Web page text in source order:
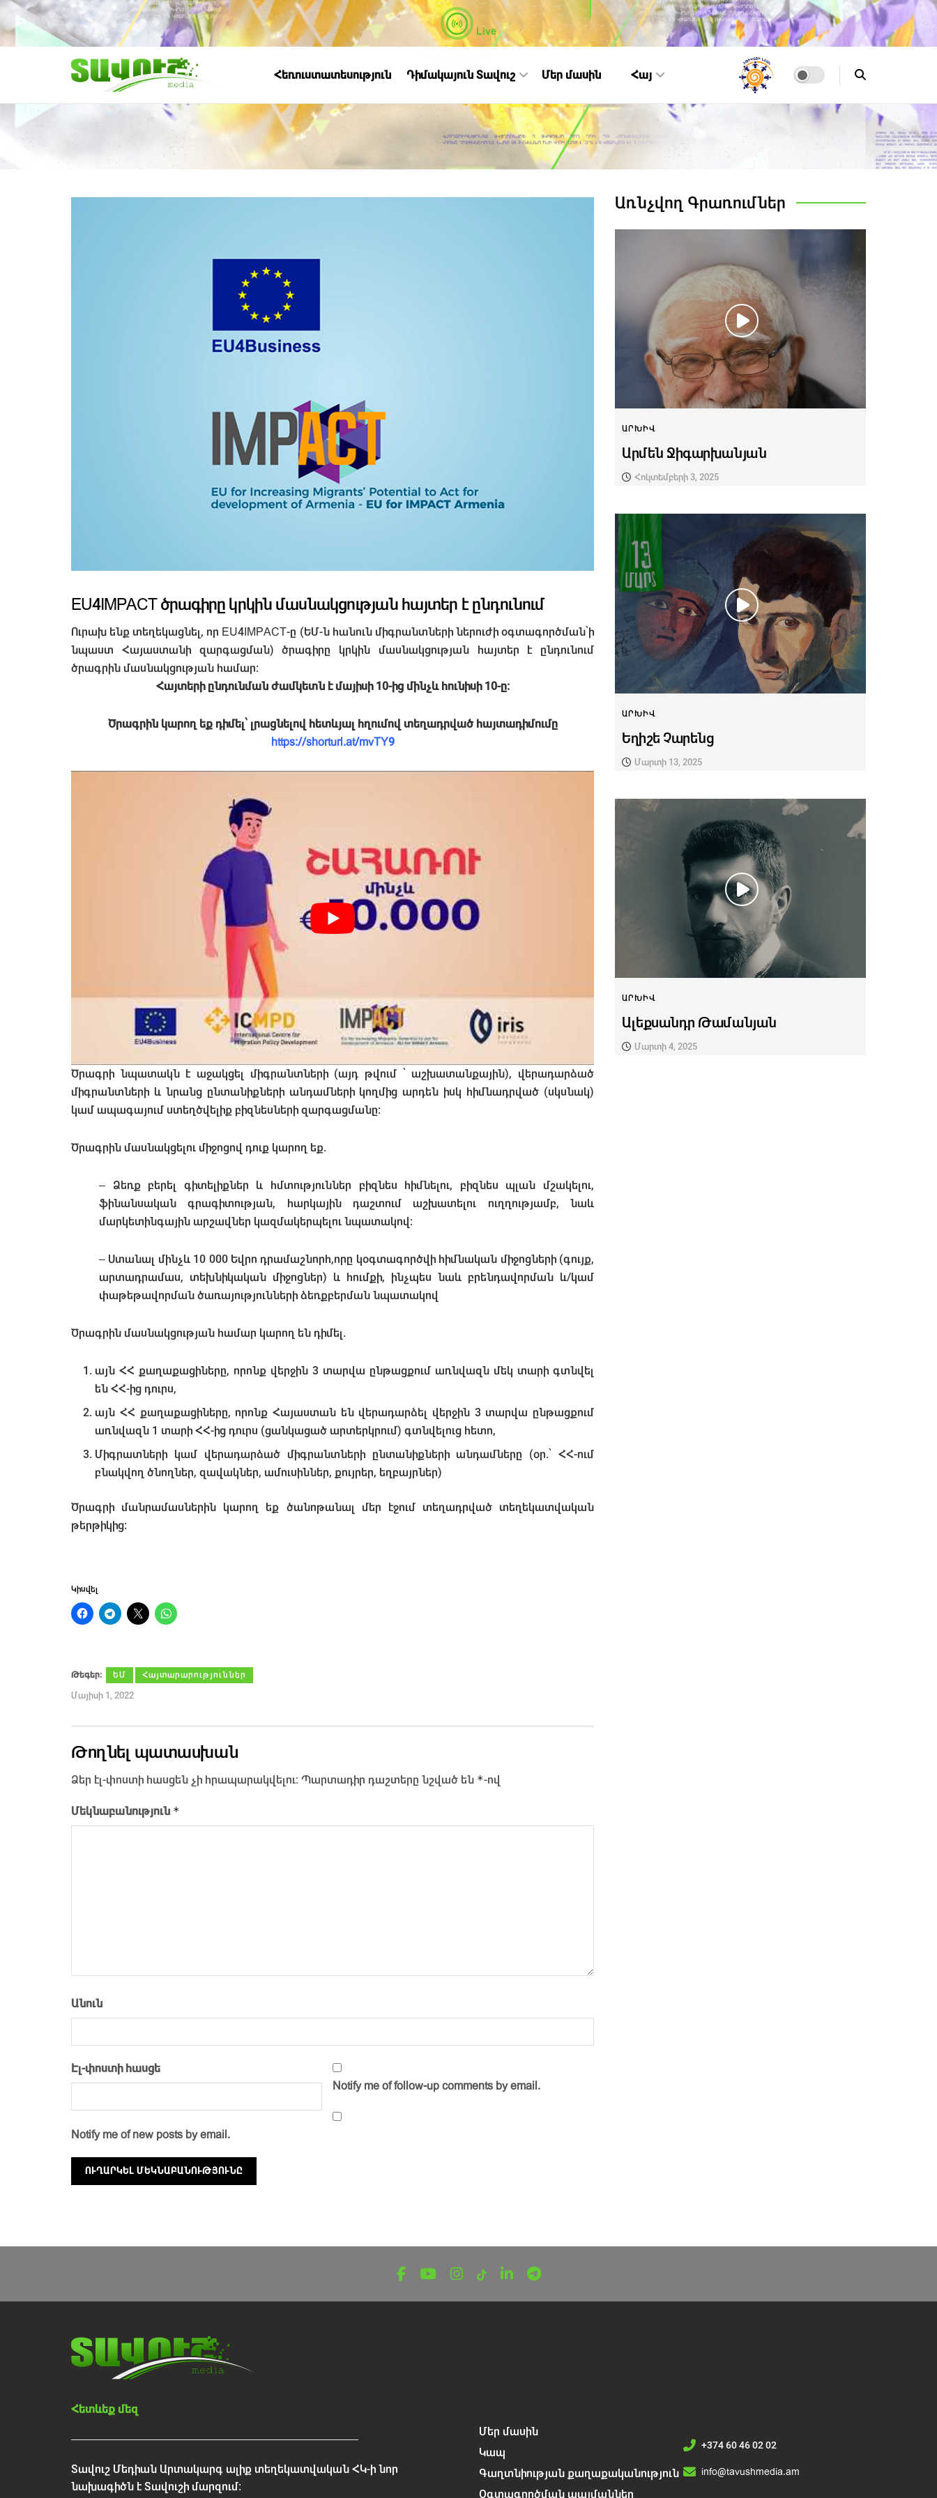
Live
Հեռուստատեսություն Դիմակայուն Տավուշ Մեր մասին Հայ
EU4IMPACT ծրագիրը կրկին մասնակցության հայտեր է ընդունում
Ուրախ ենք տեղեկացնել, որ EU4IMPACT-ը (ԵՄ-ն հանուն միգրանտների ներուժի օգտագործման՝ի
նպաստ Հայաստանի զարգացման) ծրագիրը կրկին մասնակցության հայտեր է ընդունում
ծրագրին մասնակցության համար:
Հայտերի ընդունման ժամկետն է մայիսի 10-ից մինչև հունիսի 10-ը:
Ծրագրին կարող եք դիմել՝ լրացնելով հետևյալ հղումով տեղադրված հայտադիմումը
https://shorturl.at/mvTY9
Ծրագրի նպատակն է աջակցել միգրանտների (այդ թվում ՝ աշխատանքային), վերադարձած
միգրանտների և նրանց ընտանիքների անդամների կողմից արդեն իսկ հիմնադրված (սկսնակ)
կամ ապագայում ստեղծվելիք բիզնեսների զարգացմանը:
Ծրագրին մասնակցելու միջոցով դուք կարող եք.
– Ձեռք բերել գիտելիքներ և հմտություններ բիզնես հիմնելու, բիզնես պլան մշակելու,
ֆինանսական գրագիտության, հարկային դաշտում աշխատելու ուղղությամբ, նաև
մարկետինգային արշավներ կազմակերպելու նպատակով։
– Ստանալ մինչև 10 000 Եվրո դրամաշնորհ,որը կօգտագործվի հիմնական միջոցների (գույք,
արտադրամաս, տեխնիկական միջոցներ) և հումքի, ինչպես նաև բրենդավորման և/կամ
փաթեթավորման ծառայությունների ձեռքբերման նպատակով
Ծրագրին մասնակցության համար կարող են դիմել.
այն ՀՀ քաղաքացիները, որոնք վերջին 3 տարվա ընթացքում առնվազն մեկ տարի գտնվել
են ՀՀ-ից դուրս,
այն ՀՀ քաղաքացիները, որոնք Հայաստան են վերադարձել վերջին 3 տարվա ընթացքում
առնվազն 1 տարի ՀՀ-ից դուրս (ցանկացած արտերկրում) գտնվելուց հետո,
Միգրատների կամ վերադարձած միգրանտների ընտանիքների անդամները (օր.՝ ՀՀ-ում
բնակվող ծնողներ, զավակներ, ամուսիններ, քույրեր, եղբայրներ)
Ծրագրի մանրամասներին կարող եք ծանոթանալ մեր էջում տեղադրված տեղեկատվական
թերթիկից:
Կիսվել
Թեգեր։ ԵՄ Հայտարարություններ
Մայիսի 1, 2022
Թողնել պատասխան
Ձեր էլ-փոստի հասցեն չի հրապարակվելու։ Պարտադիր դաշտերը նշված են *-ով
Մեկնաբանություն *
Անուն
Էլ-փոստի հասցե
Notify me of follow-up comments by email.
Notify me of new posts by email.
Առնչվող Գրառումներ
ԱՐԽԻՎ
Արմեն Ջիգարխանյան
Հոկտեմբերի 3, 2025
ԱՐԽԻՎ
Եղիշե Չարենց
Մարտի 13, 2025
ԱՐԽԻՎ
Ալեքսանդր Թամանյան
Մարտի 4, 2025
Հետևեք մեզ
Տավուշ Մեդիան Արտակարգ ալիք տեղեկատվական ՀԿ-ի նոր
նախագիծն է Տավուշի մարզում:
Մեր մասին
Կապ
Գաղտնիության քաղաքականություն
Օգտագործման պայմաններ
+374 60 46 02 02
info@tavushmedia.am